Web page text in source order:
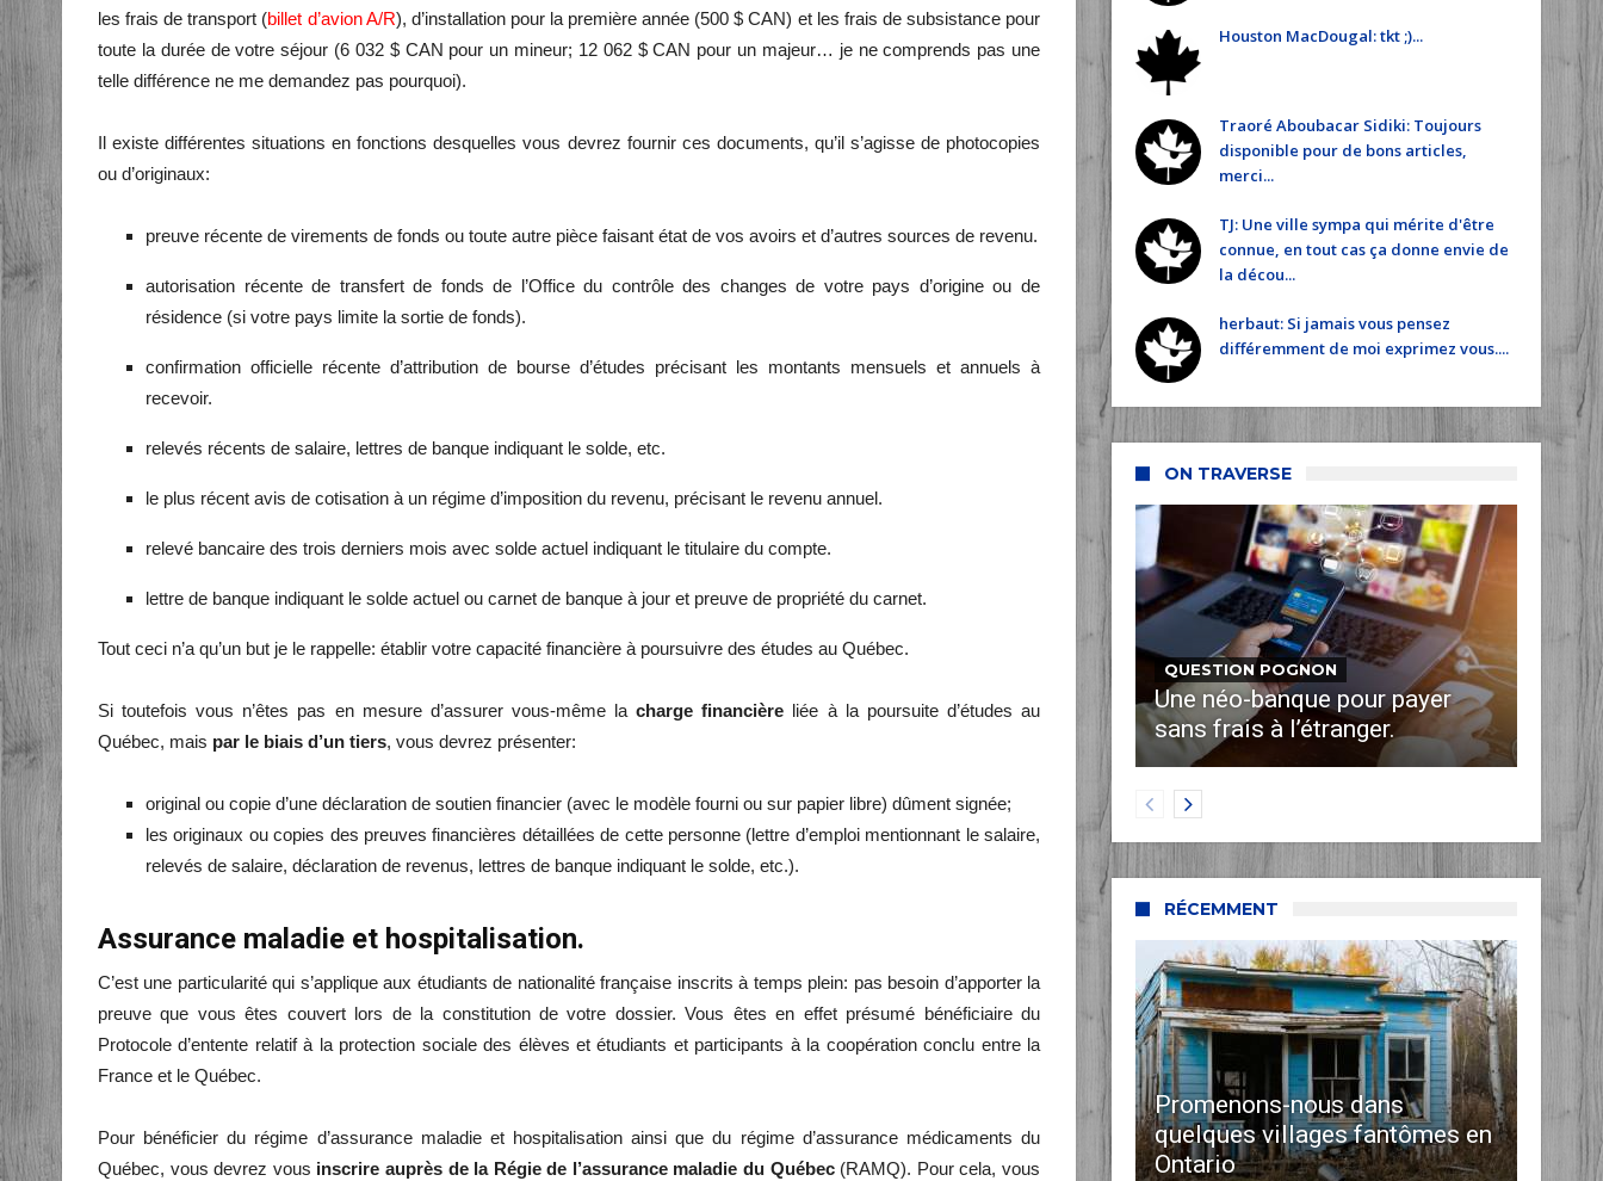
les frais de transport (billet d’avion A/R), d’installation pour la première année (500 $ CAN) et les frais de subsistance pour
toute la durée de votre séjour (6 032 $ CAN pour un mineur; 12 062 $ CAN pour un majeur… je ne comprends pas une
telle différence ne me demandez pas pourquoi).
Il existe différentes situations en fonctions desquelles vous devrez fournir ces documents, qu’il s’agisse de photocopies
ou d’originaux:
preuve récente de virements de fonds ou toute autre pièce faisant état de vos avoirs et d’autres sources de revenu.
autorisation récente de transfert de fonds de l’Office du contrôle des changes de votre pays d’origine ou de
résidence (si votre pays limite la sortie de fonds).
confirmation officielle récente d’attribution de bourse d’études précisant les montants mensuels et annuels à
recevoir.
relevés récents de salaire, lettres de banque indiquant le solde, etc.
le plus récent avis de cotisation à un régime d’imposition du revenu, précisant le revenu annuel.
relevé bancaire des trois derniers mois avec solde actuel indiquant le titulaire du compte.
lettre de banque indiquant le solde actuel ou carnet de banque à jour et preuve de propriété du carnet.
Tout ceci n’a qu’un but je le rappelle: établir votre capacité financière à poursuivre des études au Québec.
Si toutefois vous n’êtes pas en mesure d’assurer vous-même lacharge financière liée à la poursuite d’études au
Québec, mais par le biais d’un tiers, vous devrez présenter:
original ou copie d’une déclaration de soutien financier (avec le modèle fourni ou sur papier libre) dûment signée;
les originaux ou copies des preuves financières détaillées de cette personne (lettre d’emploi mentionnant le salaire,
relevés de salaire, déclaration de revenus, lettres de banque indiquant le solde, etc.).
Assurance maladie et hospitalisation.
C’est une particularité qui s’applique aux étudiants de nationalité française inscrits à temps plein: pas besoin d’apporter la
preuve que vous êtes couvert lors de la constitution de votre dossier. Vous êtes en effet présumé bénéficiaire du
Protocole d’entente relatif à la protection sociale des élèves et étudiants et participants à la coopération conclu entre la
France et le Québec.
Pour bénéficier du régime d’assurance maladie et hospitalisation ainsi que du régime d’assurance médicaments du
Québec, vous devrez vous inscrire auprès de la Régie de l’assurance maladie du Québec(RAMQ). Pour cela, vous
Houston MacDougal: tkt ;)...
Traoré Aboubacar Sidiki: Toujours
disponible pour de bons articles,
merci...
TJ: Une ville sympa qui mérite d'être
connue, en tout cas ça donne envie de
la décou...
herbaut: Si jamais vous pensez
différemment de moi exprimez vous....
ON TRAVERSE
QUESTION POGNON
Une néo-banque pour payer
sans frais à l’étranger.
RÉCEMMENT
Promenons-nous dans
quelques villages fantômes en
Ontario